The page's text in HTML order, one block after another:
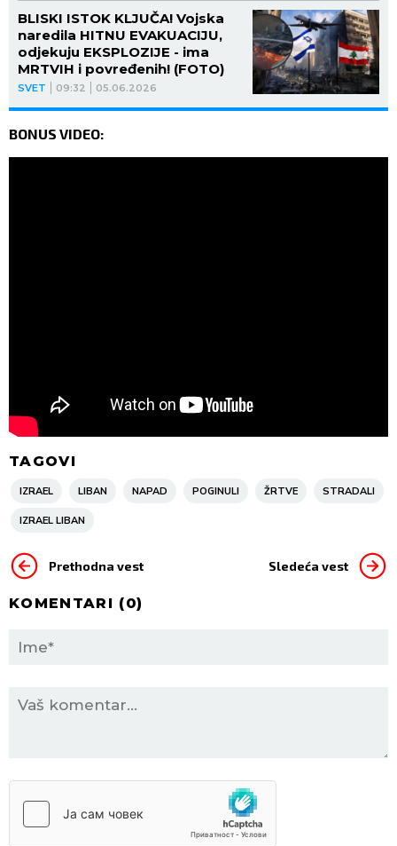
SVET 09:32 05.06.2026
BLISKI ISTOK KLJUČA! Vojska
naredila HITNU EVAKUACIJU,
odjekuju EKSPLOZIJE - ima
MRTVIH i povređenih! (FOTO)
BONUS VIDEO:
TAGOVI
IZRAEL LIBAN NAPAD POGINULI ŽRTVE STRADALI
IZRAEL LIBAN
Prethodna vest Sledeća vest
KOMENTARI (0)